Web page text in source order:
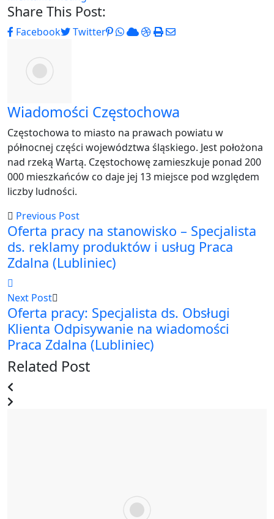
Share This Post:
Facebook Twitter Pinterest
Whatsapp
CloudStumbleUpon
PrintShare
Wiadomości Częstochowa
Częstochowa to miasto na prawach powiatu w
północnej części województwa śląskiego. Jest położona
nad rzeką Wartą. Częstochowę zamieszkuje ponad 200
000 mieszkańców co daje jej 13 miejsce pod względem
liczby ludności.
Previous Post
Oferta pracy na stanowisko – Specjalista
ds. reklamy produktów i usług Praca
Zdalna (Lubliniec)
Next Post
Oferta pracy: Specjalista ds. Obsługi
Klienta Odpisywanie na wiadomości
Praca Zdalna (Lubliniec)
Related Post